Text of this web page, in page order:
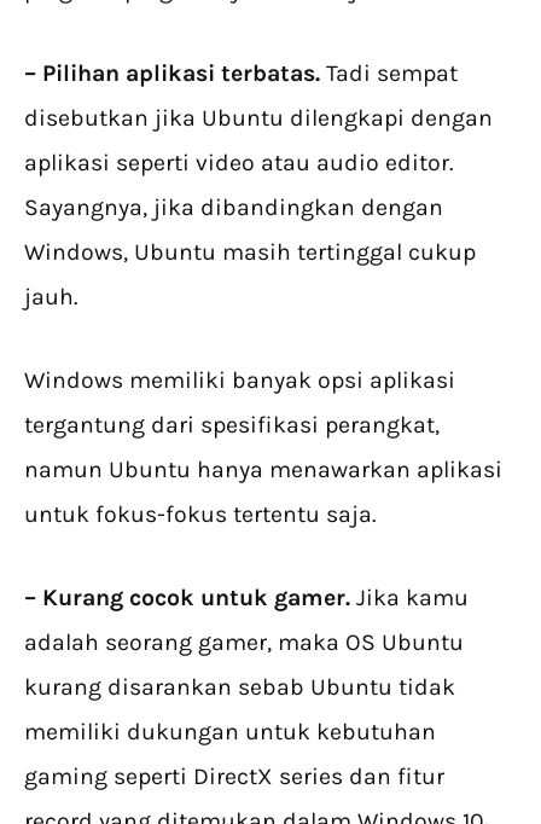
– Pilihan aplikasi terbatas. Tadi sempat
disebutkan jika Ubuntu dilengkapi dengan
aplikasi seperti video atau audio editor.
Sayangnya, jika dibandingkan dengan
Windows, Ubuntu masih tertinggal cukup
jauh.
Windows memiliki banyak opsi aplikasi
tergantung dari spesifikasi perangkat,
namun Ubuntu hanya menawarkan aplikasi
untuk fokus-fokus tertentu saja.
– Kurang cocok untuk gamer. Jika kamu
adalah seorang gamer, maka OS Ubuntu
kurang disarankan sebab Ubuntu tidak
memiliki dukungan untuk kebutuhan
gaming seperti DirectX series dan fitur